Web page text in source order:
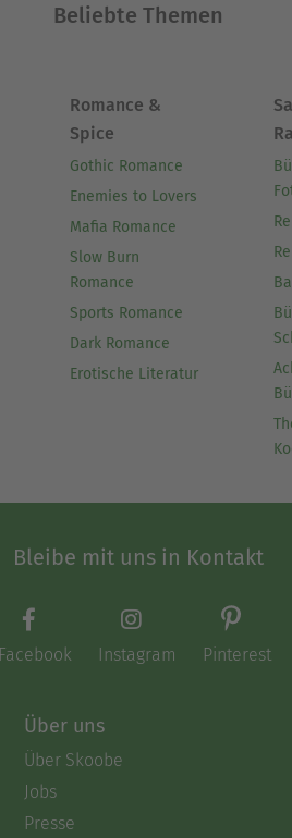
Beliebte Themen
Romance &
Spice
Gothic Romance
Enemies to Lovers
Mafia Romance
Slow Burn
Romance
Sports Romance
Dark Romance
Erotische Literatur
Bleibe mit uns in Kontakt
Facebook Instagram Pinterest
Über uns
Über Skoobe
Jobs
Presse